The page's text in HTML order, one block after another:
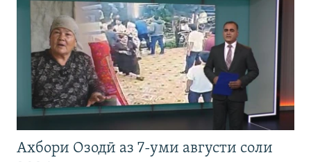
Ахбори Озодӣ аз 7-уми августи соли